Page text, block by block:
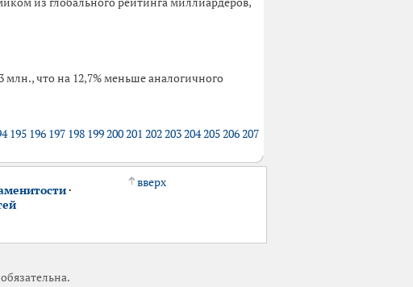
что на 12,7% меньше аналогичного
195 196 197 198 199200201 202203204205206207
·
вверх